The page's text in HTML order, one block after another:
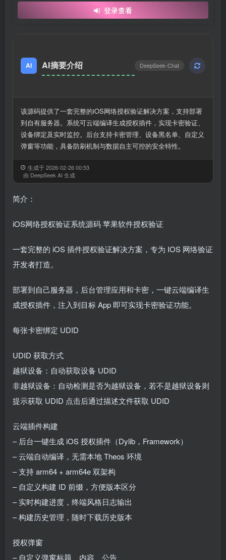
登录查看
AI AI摘要介绍 DeepSeek-Chat
该源码提供了一套完整的iOS网络授权验证解决方案，支持部署
到自有服务器。系统可云端编译生成授权插件，实现卡密验证、
设备绑定及实时监控。后台支持卡密管理、设备黑名单、自定义
弹窗等功能，具备防刷机制与数据自主可控的安全特性。
生成于 2026-02-26 00:53
由 DeepSeek AI 生成
简介：
iOS网络授权验证系统源码 苹果软件授权验证
一套完整的 iOS 插件授权验证解决方案，专为 IOS 网络验证
开发者打造。
部署到自己服务器，后台管理应用和卡密，一键云端编译生
成授权插件，注入到目标 App 即可实现卡密验证功能。
每张卡密绑定 UDID
UDID 获取方式
越狱设备：自动获取设备 UDID
非越狱设备：自动检测是否为越狱设备，若不是越狱设备则
提示获取 UDID 点击后通过描述文件获取 UDID
云端插件构建
– 后台一键生成 iOS 授权插件（Dylib，Framework）
– 云端自动编译，无需本地 Theos 环境
– 支持 arm64 + arm64e 双架构
– 自定义构建 ID 前缀，方便版本区分
– 实时构建进度，终端风格日志输出
– 构建历史管理，随时下载历史版本
授权弹窗
– 自定义弹窗标题、内容、公告